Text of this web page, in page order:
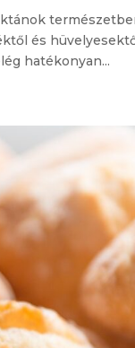
és
hatékonyan...